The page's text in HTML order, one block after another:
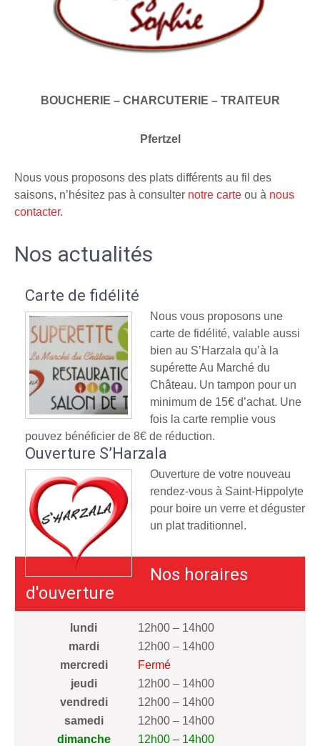
BOUCHERIE – CHARCUTERIE – TRAITEUR
Pfertzel
Nous vous proposons des plats différents au fil des
saisons, n’hésitez pas à consulter notre carte ou à nous
contacter.
Nos actualités
Carte de fidélité
Nous vous proposons une
carte de fidélité, valable aussi
bien au S’Harzala qu’à la
supérette Au Marché du
Château. Un tampon pour un
minimum de 15€ d’achat. Une
fois la carte remplie vous
pouvez bénéficier de 8€ de réduction.
Ouverture S’Harzala
Ouverture de votre nouveau
rendez-vous à Saint-Hippolyte
pour boire un verre et déguster
un plat traditionnel.
Nos horaires
d'ouverture
lundi
12h00 – 14h00
mardi
12h00 – 14h00
mercredi
Fermé
jeudi
12h00 – 14h00
vendredi
12h00 – 14h00
samedi
12h00 – 14h00
dimanche
12h00 – 14h00